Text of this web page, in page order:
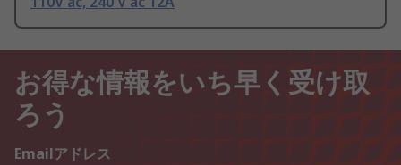
お得な情報をいち早く受け取
ろう
Emailアドレス